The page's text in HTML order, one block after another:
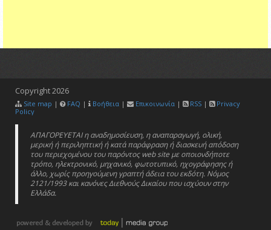
Copyright2026
Site map | FAQ | Βοήθεια | Επικοινωνία | RSS |
Privacy
Policy
ΑΠΑΓΟΡΕΥΕΤΑΙ η αναδημοσίευση, η αναπαραγωγή, ολική,
μερική ή περιληπτική ή κατά παράφραση ή διασκευή απόδοση
του περιεχομένου του παρόντος web site με οποιονδήποτε
τρόπο, ηλεκτρονικό, μηχανικό, φωτοτυπικό, ηχογράφησης ή
άλλο, χωρίς προηγούμενη γραπτή άδεια του εκδότη. Νόμος
2121/1993 και κανόνες Διεθνούς Δικαίου που ισχύουν στην
Ελλάδα.